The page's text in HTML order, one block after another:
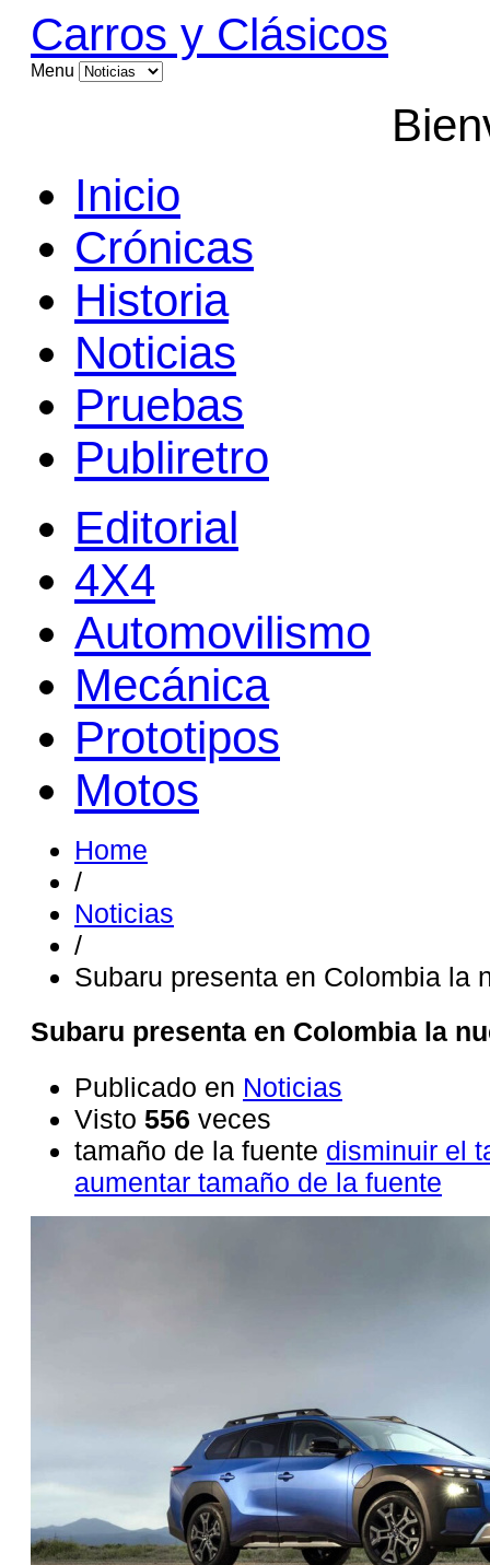
Carros y Clásicos
Menu
Inicio
Crónicas
Historia
Noticias
Pruebas
Publiretro
Editorial
4X4
Automovilismo
Mecánica
Prototipos
Motos
Home
/
Noticias
/
Subaru presenta en Colombia la
Subaru presenta en Colombia la
Publicado en Noticias
Visto 556 veces
tamaño de la fuente disminuir el
aumentar tamaño de la fuente